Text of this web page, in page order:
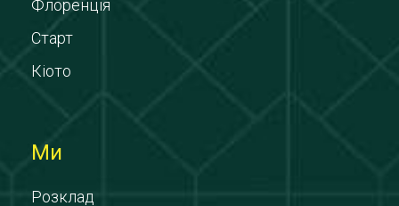
Флоренція
Старт
Кіото
Ми
Розклад